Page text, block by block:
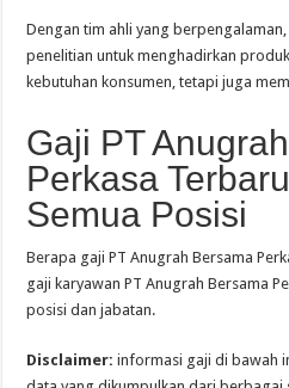
Dengan tim ahli yang
penelitian untuk menghadirkan
kebutuhan konsumen, tetapi juga
Gaji PT
Perkasa
Semua Posisi
Berapa gaji PT Anugrah Bersama
gaji karyawan PT Anugrah Bersama
posisi dan jabatan.
Disclaimer: informasi gaji di bawah